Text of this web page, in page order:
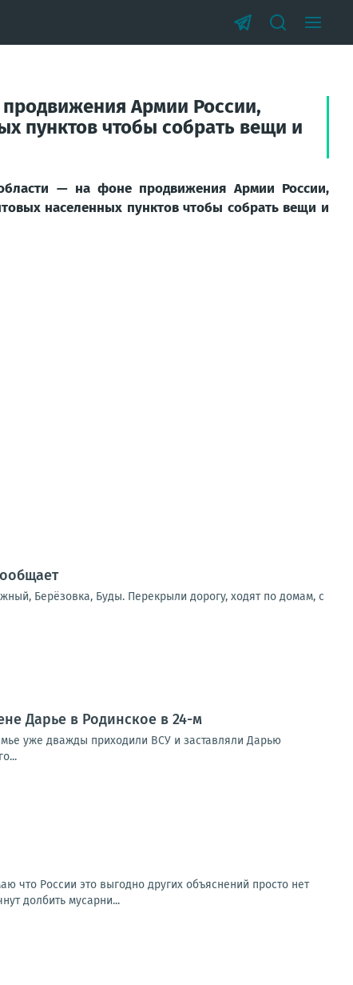
Армии России,
пунктов чтобы собрать вещи и
— на фоне продвижения Армии России,
населенных пунктов чтобы собрать вещи и
Берёзовка, Буды. Перекрыли дорогу, ходят по домам, с
Дарье в Родинское в 24-м
уже дважды приходили ВСУ и заставляли Дарью
что России это выгодно других объяснений просто нет
долбить мусарни...